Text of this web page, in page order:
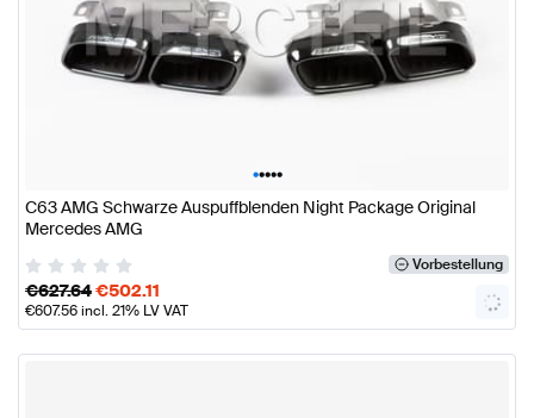
•••••
C63 AMG Schwarze Auspuffblenden Night Package Original
Mercedes AMG
Vorbestellung
€627.64€502.11
€607.56incl. 21% LV VAT